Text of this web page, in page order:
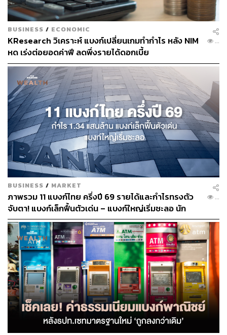
BUSINESS / ECONOMIC
KResearch วิเคราะห์ แบงก์เปลี่ยนเกมทำกำไร หลัง NIM
หด เร่งต่อยอดค่าฟี ลดพึ่งรายได้ดอกเบี้ย
...
BUSINESS / MARKET
ภาพรวม 11 แบงก์ไทย ครึ่งปี 69 รายได้และกำไรทรงตัว
จับตา! แบงก์เล็กฟื้นตัวเด่น – แบงก์ใหญ่เริ่มชะลอ นัก
วิเคราะห์ห่วงคุณภาพลูกหนี้ ‘บ้าน – SME’
...